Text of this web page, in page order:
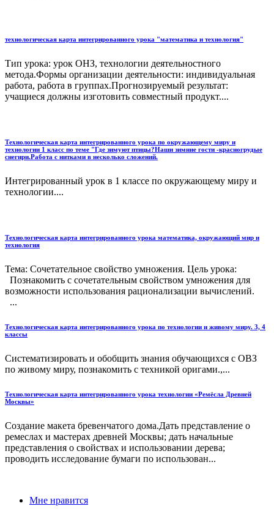
технологическая карта интегрированного урока "математика и технология"
Тип урока: урок ОНЗ, технологии деятельностного
метода.Формы организации деятельности: индивидуальная
работа, работа в группах.Прогнозируемый результат:
учащиеся должны изготовить совместный продукт....
Технологическая карта интегрированного урока по окружающему миру и
технологии 1 класс по теме "Где зимуют птицы?Наши зимние гости -красногрудые
снегири.Работа с нитками в несколько сложений.
Интегрированный урок в 1 классе по окружающему миру и
технологии....
Технологическая карта интегрированного урока математика, окружающий мир и
технология
Тема: Сочетательное свойство умножения. Цель урока:
Познакомить с сочетательным свойством умножения для
возможности использования рационализации вычислений.
...
Технологическая карта интегрированного урока по технологии и живому миру. 3, 4
классы
Систематизировать и обобщить знания обучающихся с ОВЗ
по живому миру, познакомить с техникой оригами.,...
Технологическая карта интегрированного урока технологии «Ремёсла Древней
Москвы»
Создание макета бревенчатого дома.Дать представление о
ремеслах и мастерах древней Москвы; дать начальные
представления о свойствах и использовании дерева;
проводить исследование бумаги по использован...
Мне нравится